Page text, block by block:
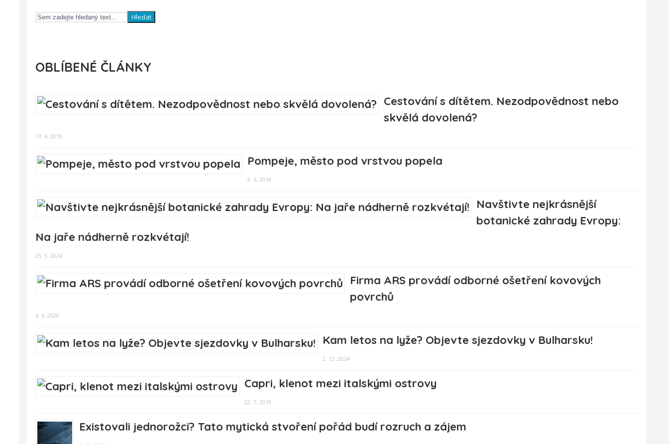
Hledat
OBLÍBENÉ ČLÁNKY
Cestování s dítětem. Nezodpovědnost nebo
skvělá dovolená?
13. 4. 2019
Pompeje, město pod vrstvou popela
9. 6. 2018
Navštivte nejkrásnější
botanické zahrady Evropy:
Na jaře nádherně rozkvétají!
25. 3. 2024
Firma ARS provádí odborné ošetření kovových
povrchů
4. 5. 2020
Kam letos na lyže? Objevte sjezdovky v Bulharsku!
2. 12. 2024
Capri, klenot mezi italskými ostrovy
22. 7. 2018
Existovali jednorožci? Tato mytická stvoření pořád budí rozruch a zájem